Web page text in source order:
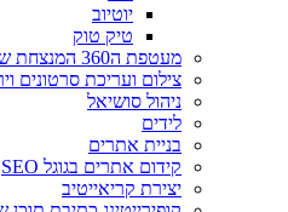
יוטיוב
טיק טוק
מעטפת ה360 המנצחת שלנו
צילום ועריכת סרטונים
ניהול סושיאל
לידים
בניית אתרים
קידום אתרים בגוגל SEO
יצירת קריאייטיב